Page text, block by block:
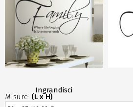
Ingrandisci
Misure: (L x H)